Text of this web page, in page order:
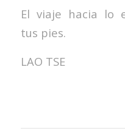
El viaje hacia lo
tus pies.
LAO TSE